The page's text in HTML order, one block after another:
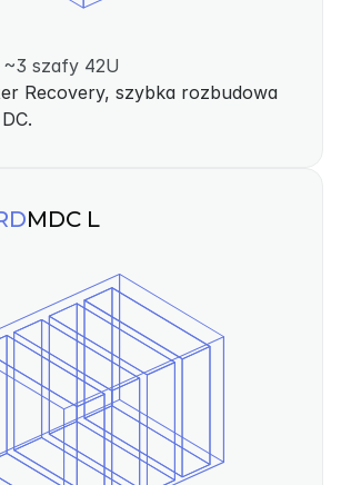
szafy 42U
Recovery, szybka rozbudowa
MDC L